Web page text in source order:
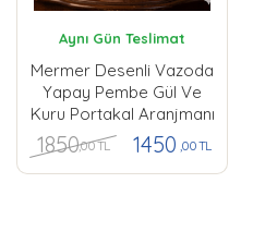
Aynı Gün Teslimat
Mermer Desenli Vazoda
Yapay Pembe Gül Ve
Kuru Portakal Aranjmanı
1850,00 TL 1450 ,00 TL